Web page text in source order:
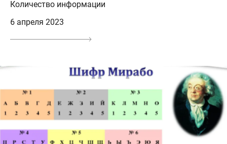
Количество информации
6 апреля 2023